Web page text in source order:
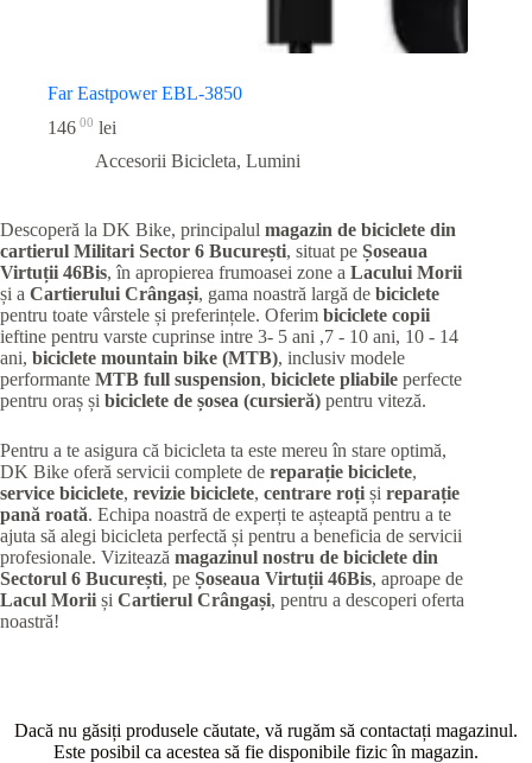
Far Eastpower EBL-3850
146 00 lei
Accesorii Bicicleta, Lumini
Descoperă la DK Bike, principalul magazin de biciclete din
cartierul Militari Sector 6 București, situat pe Șoseaua
Virtuții 46Bis, în apropierea frumoasei zone a Lacului Morii
și a Cartierului Crângași, gama noastră largă de biciclete
pentru toate vârstele și preferințele. Oferim biciclete copii
ieftine pentru varste cuprinse intre 3- 5 ani ,7 - 10 ani, 10 - 14
ani, biciclete mountain bike (MTB), inclusiv modele
performante MTB full suspension, biciclete pliabile perfecte
pentru oraș și biciclete de șosea (cursieră) pentru viteză.
Pentru a te asigura că bicicleta ta este mereu în stare optimă,
DK Bike oferă servicii complete de reparație biciclete,
service biciclete, revizie biciclete, centrare roți și reparație
pană roată. Echipa noastră de experți te așteaptă pentru a te
ajuta să alegi bicicleta perfectă și pentru a beneficia de servicii
profesionale. Vizitează magazinul nostru de biciclete din
Sectorul 6 București, pe Șoseaua Virtuții 46Bis, aproape de
Lacul Morii și Cartierul Crângași, pentru a descoperi oferta
noastră!
Dacă nu găsiți produsele căutate, vă rugăm să contactați magazinul.
Este posibil ca acestea să fie disponibile fizic în magazin.